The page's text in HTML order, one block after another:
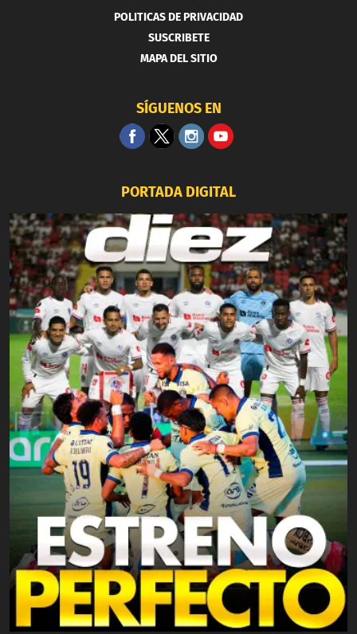
POLITICAS DE PRIVACIDAD
SUSCRIBETE
MAPA DEL SITIO
SÍGUENOS EN
PORTADA DIGITAL